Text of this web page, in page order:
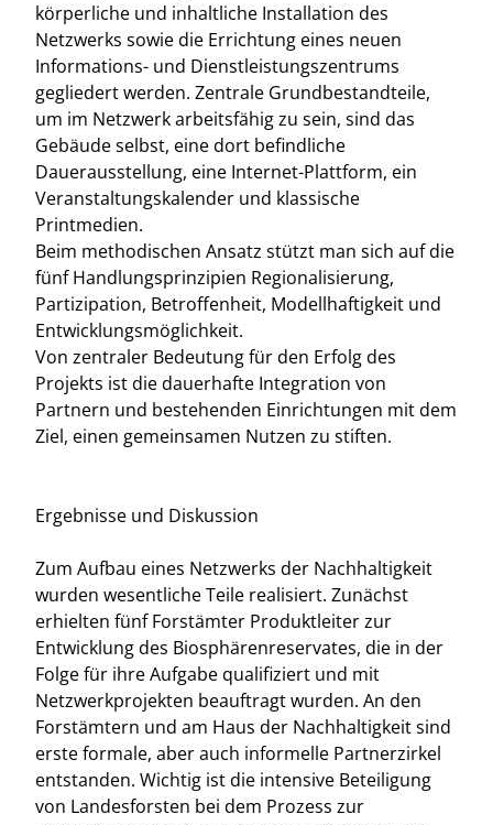
körperliche und inhaltliche Installation des
Netzwerks sowie die Errichtung eines neuen
Informations- und Dienstleistungszentrums
gegliedert werden. Zentrale Grundbestandteile,
um im Netzwerk arbeitsfähig zu sein, sind das
Gebäude selbst, eine dort befindliche
Dauerausstellung, eine Internet-Plattform, ein
Veranstaltungskalender und klassische
Printmedien.
Beim methodischen Ansatz stützt man sich auf die
fünf Handlungsprinzipien Regionalisierung,
Partizipation, Betroffenheit, Modellhaftigkeit und
Entwicklungsmöglichkeit.
Von zentraler Bedeutung für den Erfolg des
Projekts ist die dauerhafte Integration von
Partnern und bestehenden Einrichtungen mit dem
Ziel, einen gemeinsamen Nutzen zu stiften.
Ergebnisse und Diskussion
Zum Aufbau eines Netzwerks der Nachhaltigkeit
wurden wesentliche Teile realisiert. Zunächst
erhielten fünf Forstämter Produktleiter zur
Entwicklung des Biosphärenreservates, die in der
Folge für ihre Aufgabe qualifiziert und mit
Netzwerkprojekten beauftragt wurden. An den
Forstämtern und am Haus der Nachhaltigkeit sind
erste formale, aber auch informelle Partnerzirkel
entstanden. Wichtig ist die intensive Beteiligung
von Landesforsten bei dem Prozess zur